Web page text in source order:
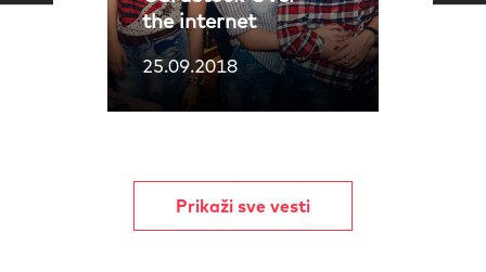
the internet
25.09.2018
Prikaži sve vesti